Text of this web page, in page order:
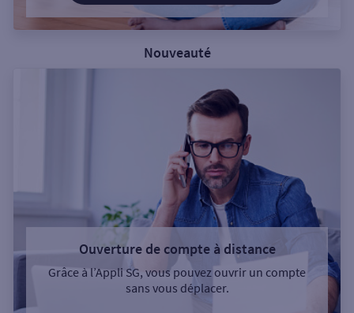
Nouveauté
Ouverture de compte à distance
Grâce à l’Appli SG, vous pouvez ouvrir un compte
sans vous déplacer.